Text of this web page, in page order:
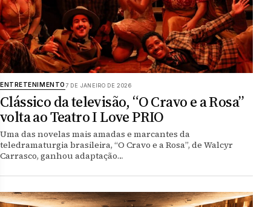
ENTRETENIMENTO7 DE JANEIRO DE 2026
Clássico da televisão, “O Cravo e a Rosa”
volta ao Teatro I Love PRIO
Uma das novelas mais amadas e marcantes da
teledramaturgia brasileira, “O Cravo e a Rosa”, de Walcyr
Carrasco, ganhou adaptação…